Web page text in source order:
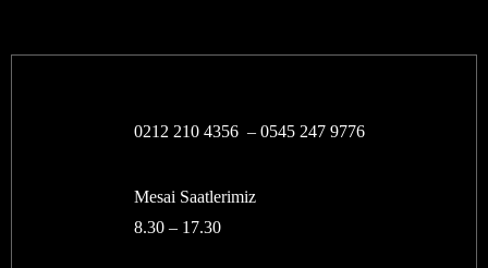
0212 210 4356 – 0545 247 9776
Mesai Saatlerimiz
8.30 – 17.30